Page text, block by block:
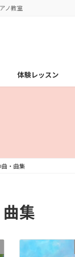
ノ教室
体験レッスン
・曲集
集